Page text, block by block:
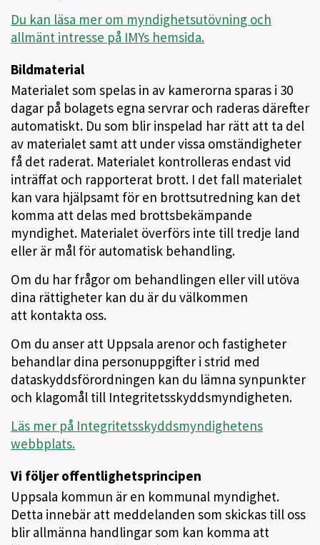
Du kan läsa mer om myndighetsutövning och
allmänt intresse på IMYs hemsida.
Bildmaterial
Materialet som spelas in av kamerorna sparas i 30
dagar på bolagets egna servrar och raderas därefter
automatiskt. Du som blir inspelad har rätt att ta del
av materialet samt att under vissa omständigheter
få det raderat. Materialet kontrolleras endast vid
inträffat och rapporterat brott. I det fall materialet
kan vara hjälpsamt för en brottsutredning kan det
komma att delas med brottsbekämpande
myndighet. Materialet överförs inte till tredje land
eller är mål för automatisk behandling.
Om du har frågor om behandlingen eller vill utöva
dina rättigheter kan du är du välkommen
att kontakta oss.
Om du anser att Uppsala arenor och fastigheter
behandlar dina personuppgifter i strid med
dataskyddsförordningen kan du lämna synpunkter
och klagomål till Integritetsskyddsmyndigheten.
Läs mer på Integritetsskyddsmyndighetens
webbplats.
Vi följer offentlighetsprincipen
Uppsala kommun är en kommunal myndighet.
Detta innebär att meddelanden som skickas till oss
blir allmänna handlingar som kan komma att